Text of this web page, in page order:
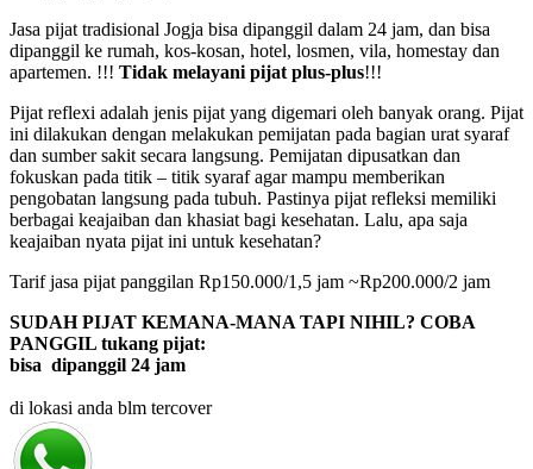
Jasa pijat tradisional Jogja bisa dipanggil dalam 24 jam, dan bisa
dipanggil ke rumah, kos-kosan, hotel, losmen, vila, homestay dan
apartemen. !!! Tidak melayani pijat plus-plus!!!
Pijat reflexi adalah jenis pijat yang digemari oleh banyak orang. Pijat
ini dilakukan dengan melakukan pemijatan pada bagian urat syaraf
dan sumber sakit secara langsung. Pemijatan dipusatkan dan
fokuskan pada titik – titik syaraf agar mampu memberikan
pengobatan langsung pada tubuh. Pastinya pijat refleksi memiliki
berbagai keajaiban dan khasiat bagi kesehatan. Lalu, apa saja
keajaiban nyata pijat ini untuk kesehatan?
Tarif jasa pijat panggilan Rp150.000/1,5 jam ~Rp200.000/2 jam
SUDAH PIJAT KEMANA-MANA TAPI NIHIL? COBA
PANGGIL tukang pijat:
bisa dipanggil 24 jam
di lokasi anda blm tercover